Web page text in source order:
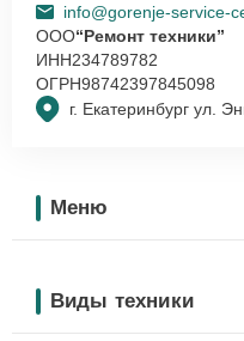
г. Екатеринбург ул.
info@gorenje-service-
ООО“Ремонт техники”
ИНН234789782
ОГРН98742397845098
Меню
Виды техники